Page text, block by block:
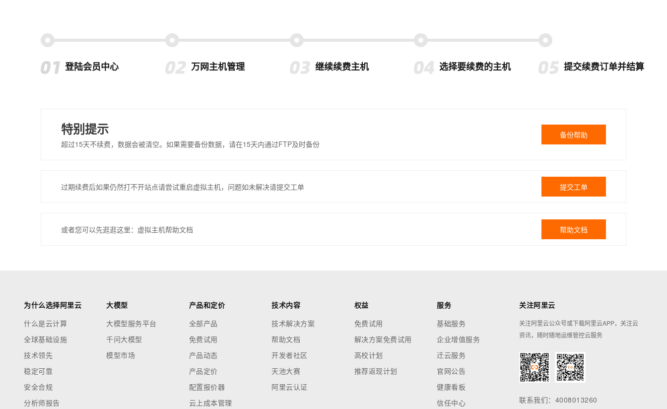
登陆会员中心 万网主机管理 继续续费主机 选择要续费的主机 提交续费订单并结算
特别提示
超过15天不续费，数据会被清空。如果需要备份数据，请在15天内通过FTP及时备份
备份帮助
过期续费后如果仍然打不开站点请尝试重启虚拟主机，问题如未解决请提交工单 提交工单
或者您可以先逛逛这里：虚拟主机帮助文档 帮助文档